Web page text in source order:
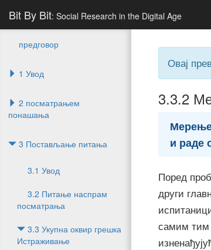
Bit By Bit: Social Research in the Digital Age
предговор
1 Увод
2 посматрањем
понашања
3 Постављање питања
3.1 Увод
3.2 Питање наспрам
посматрања
3.3 Укупна оквир грешка
Истраживање
Овај
3.3.2
и раде
Поред
други
самим тим